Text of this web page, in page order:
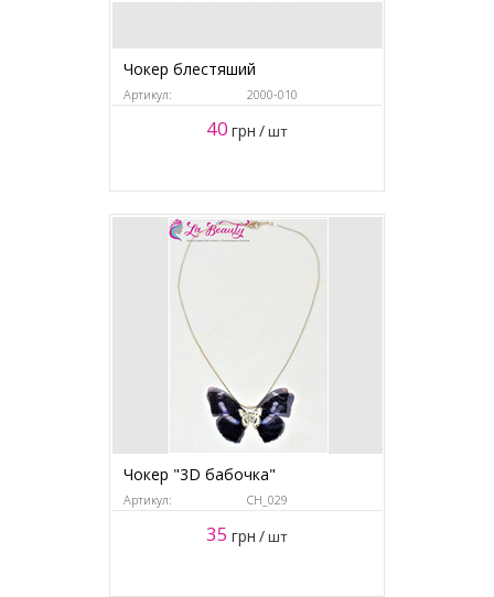
Чокер блестяший
Артикул: 2000-010
40 грн /шт
Чокер "3D бабочка"
Артикул: CH_029
35 грн /шт